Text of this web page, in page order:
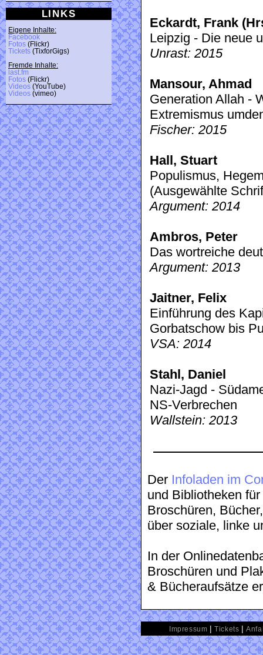
LINKS
Eigene Inhalte:
Facebook
Fotos (Flickr)
Tickets (TixforGigs)
Fremde Inhalte:
last.fm
Fotos (Flickr)
Videos (YouTube)
Videos (vimeo)
Eckardt, Frank
Leipzig - Die neue
Unrast: 2015
Mansour, Ahmad
Generation Allah -
Extremismus
Fischer: 2015
Hall, Stuart
Populismus,
(Ausgewählte
Argument: 2014
Ambros, Peter
Das wortreiche
Argument: 2013
Jaitner, Felix
Einführung des
Gorbatschow bis
VSA: 2014
Stahl, Daniel
Nazi-Jagd -
NS-Verbrechen
Wallstein: 2013
Der Infoladen im
und Bibliotheken
Broschüren,
über soziale, linke
In der
Broschüren und
& Bücheraufsätze
Impressum |Tickets |